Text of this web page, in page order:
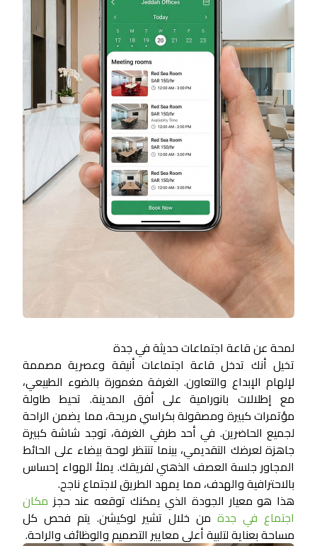
لمحة عن قاعة اجتماعات حديثة في جدة
تخيل أنك تدخل قاعة اجتماعات أنيقة وعصرية مصممة
لإلهام الإبداع والتعاون. الغرفة مغمورة بالضوء الطبيعي،
مع إطلالات بانورامية على أفق المدينة. تحيط طاولة
مؤتمرات كبيرة ومصقولة بكراسي مريحة، مما يضمن الراحة
لجميع الحاضرين. في أحد طرفي الغرفة، توجد شاشة كبيرة
جاهزة لعرضك التقديمي، بينما تنتظر لوحة بيضاء على الحائط
المجاور جلسة العصف الذهني لفريقك. يملأ الهواء إحساس
بالاحترافية والهدف، مما يمهد الطريق لاجتماع ناجح.
هذا هو معيار الجودة الذي يمكنك توقعه عند حجز مكان
اجتماع في جدة من خلال تشير لوكيشن. يتم فحص كل
مساحة بعناية لتلبية أعلى معايير التصميم والوظائف والراحة.